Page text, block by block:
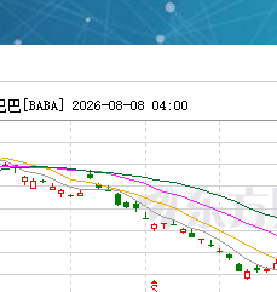
200.89 1.42%